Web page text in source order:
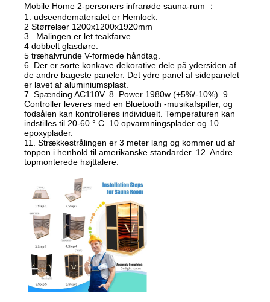
Mobile Home 2-personers infrarøde sauna-rum ：
1. udseendematerialet er Hemlock.
2 Størrelser 1200x1200x1920mm
3.. Malingen er let teakfarve.
4 dobbelt glasdøre.
5 træhalvrunde V-formede håndtag.
6. Der er sorte konkave dekorative dele på ydersiden af
de andre bageste paneler. Det ydre panel af sidepanelet
er lavet af aluminiumsplast.
7. Spænding AC110V. 8. Power 1980w (+5%/-10%). 9.
Controller leveres med en Bluetooth -musikafspiller, og
fodsålen kan kontrolleres individuelt. Temperaturen kan
indstilles til 20-60 ° C. 10 opvarmningsplader og 10
epoxyplader.
11. Strækkestrålingen er 3 meter lang og kommer ud af
toppen i henhold til amerikanske standarder. 12. Andre
topmonterede højttalere.